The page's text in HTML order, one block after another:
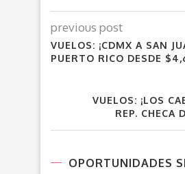
previous post
VUELOS: ¡CDMX A SAN
PUERTO RICO DESDE
VUELOS: ¡LOS
REP. CHECA
OPORTUNIDADES